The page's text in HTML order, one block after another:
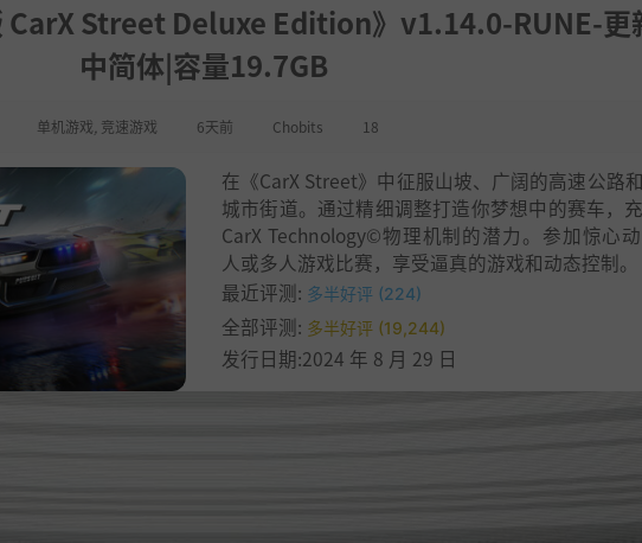
CarX Street Deluxe Edition》v1.14.0-RUNE-更
中简体|容量19.7GB
单机游戏 竞速游戏 6天前 Chobits 18
在《CarX Street》中征服山坡、广阔的高速公路
城市街道。通过精细调整打造你梦想中的赛车，
CarX Technology©物理机制的潜力。参加惊心
人或多人游戏比赛，享受逼真的游戏和动态控制。
最近评测: 多半好评 (224)
全部评测: 多半好评 (19,244)
发行日期:2024 年 8 月 29 日